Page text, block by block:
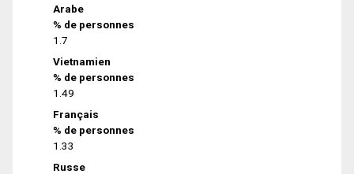
Arabe
% de personnes
1.7
Vietnamien
% de personnes
1.49
Français
% de personnes
1.33
Russe